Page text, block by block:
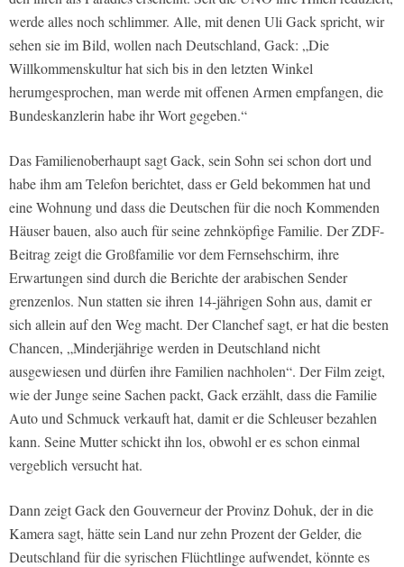
werde alles noch schlimmer. Alle, mit denen Uli Gack spricht, wir
sehen sie im Bild, wollen nach Deutschland, Gack: „Die
Willkommenskultur hat sich bis in den letzten Winkel
herumgesprochen, man werde mit offenen Armen empfangen, die
Bundeskanzlerin habe ihr Wort gegeben.“
Das Familienoberhaupt sagt Gack, sein Sohn sei schon dort und
habe ihm am Telefon berichtet, dass er Geld bekommen hat und
eine Wohnung und dass die Deutschen für die noch Kommenden
Häuser bauen, also auch für seine zehnköpfige Familie. Der ZDF-
Beitrag zeigt die Großfamilie vor dem Fernsehschirm, ihre
Erwartungen sind durch die Berichte der arabischen Sender
grenzenlos. Nun statten sie ihren 14-jährigen Sohn aus, damit er
sich allein auf den Weg macht. Der Clanchef sagt, er hat die besten
Chancen, „Minderjährige werden in Deutschland nicht
ausgewiesen und dürfen ihre Familien nachholen“. Der Film zeigt,
wie der Junge seine Sachen packt, Gack erzählt, dass die Familie
Auto und Schmuck verkauft hat, damit er die Schleuser bezahlen
kann. Seine Mutter schickt ihn los, obwohl er es schon einmal
vergeblich versucht hat.
Dann zeigt Gack den Gouverneur der Provinz Dohuk, der in die
Kamera sagt, hätte sein Land nur zehn Prozent der Gelder, die
Deutschland für die syrischen Flüchtlinge aufwendet, könnte es